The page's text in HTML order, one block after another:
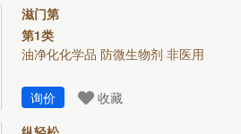
滋门第
第1类
油净化化学品 防微生物剂 非医用
询价
收藏